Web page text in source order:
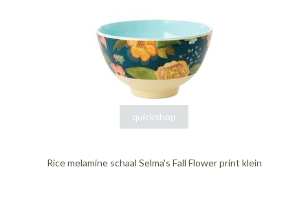
quickshop
Rice melamine schaal Selma's Fall Flower print klein